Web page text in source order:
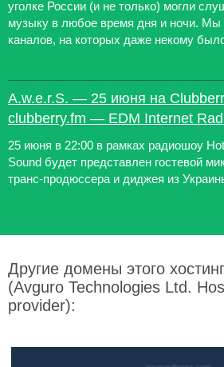
уголке России (и не только) могли
музыку в любое время дня и ночи. Мы
каналов, на которых даже некому
A.w.e.r.S. — 25 июня на
clubberry.fm — EDM Internet
25 июня в 22:00 в рамках радиошоу
Sound будет представлен гостевой
транс-продюссера и диджея из
Другие домены этого
(Avguro Technologies Ltd.
provider):